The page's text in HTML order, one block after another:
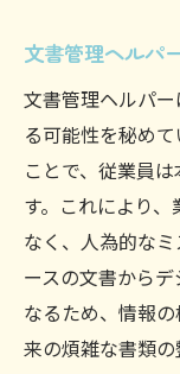
文書管理ヘルパ
文書管理ヘルパ
る可能性を秘め
ことで、従業員
す。これにより
なく、人為的な
ースの文書から
なるため、情報
来の煩雑な書類